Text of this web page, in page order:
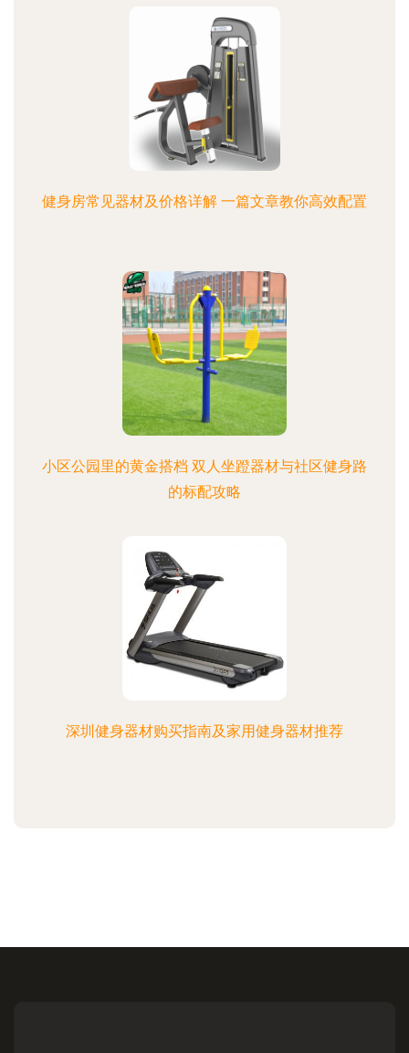
健身房常见器材及价格详解 一篇文章教你高效配置
小区公园里的黄金搭档 双人坐蹬器材与社区健身路
的标配攻略
深圳健身器材购买指南及家用健身器材推荐